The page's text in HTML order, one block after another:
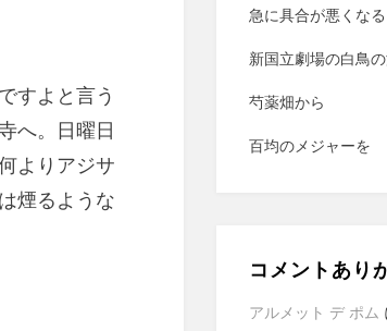
すよと言う
へ。日曜日
よりアジサ
煙るような
る。
急に具合が悪くなる
新国立劇場の白鳥
芍薬畑から
百均のメジャーを
コメントあり
アルメット デ ポム